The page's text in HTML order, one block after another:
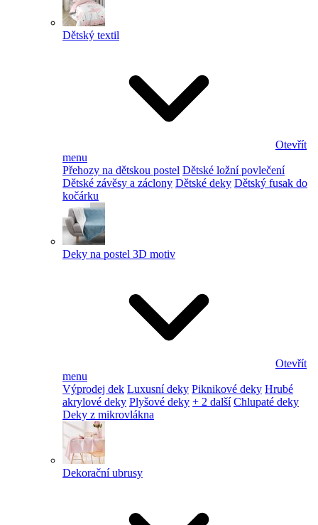
Dětský textil
Otevřít
menu
Přehozy na dětskou postel Dětské ložní povlečení
Dětské závěsy a záclony Dětské deky Dětský fusak do
kočárku
Deky na postel 3D motiv
Otevřít
menu
Výprodej dek Luxusní deky Piknikové deky Hrubé
akrylové deky Plyšové deky + 2 další Chlupaté deky
Deky z mikrovlákna
Dekorační ubrusy